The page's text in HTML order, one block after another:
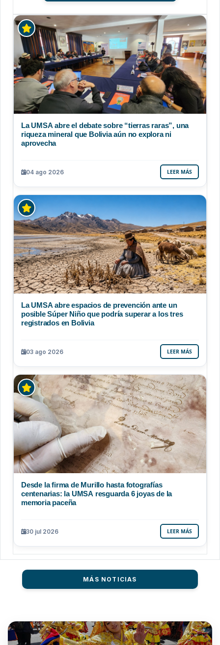
La UMSA abre el debate sobre “tierras raras”, una
riqueza mineral que Bolivia aún no explora ni
aprovecha
04 ago 2026 LEER MÁS
La UMSA abre espacios de prevención ante un
posible Súper Niño que podría superar a los tres
registrados en Bolivia
03 ago 2026 LEER MÁS
Desde la firma de Murillo hasta fotografías
centenarias: la UMSA resguarda 6 joyas de la
memoria paceña
30 jul 2026 LEER MÁS
MÁS NOTICIAS